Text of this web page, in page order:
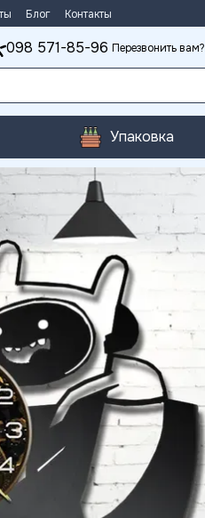
Блог Контакты
098 571-85-96 Перезвонить вам?
Упаковка